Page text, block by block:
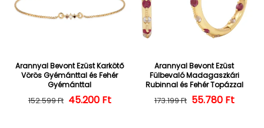
Arannyal Bevont Ezüst Karkötő
Vörös Gyémánttal és Fehér
Gyémánttal
Normál ár
152.599 Ft Kedvezményes ár
45.200 Ft
Arannyal Bevont Ezüst
Fülbevaló Madagaszkári
Rubinnal és Fehér Topázzal
Normál ár
173.199 Ft 55.780 Ft